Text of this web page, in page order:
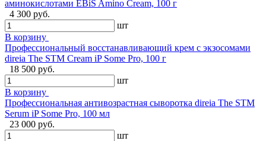
аминокислотами EBiS Amino Cream, 100 г
4 300 руб.
шт
В корзину
Профессиональный восстанавливающий крем с экзосомами
direia The STM Cream iP Some Pro, 100 г
18 500 руб.
шт
В корзину
Профессиональная антивозрастная сыворотка direia The STM
Serum iP Some Pro, 100 мл
23 000 руб.
шт